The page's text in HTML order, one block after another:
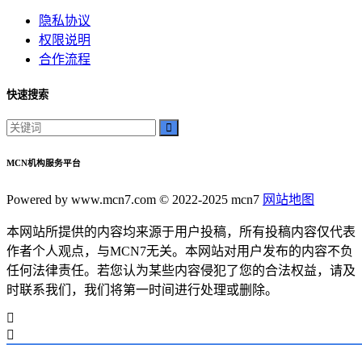
远方故事
心灵归属
互粉大厅
网络销售
企业增长
生活窍门
个人展示
创意达人
晒号网
快手投流
社交媒体红人
明星背后的故事
最新电影
隐私协议
权限说明
合作流程
快速搜索
MCN机构服务平台
Powered by www.mcn7.com © 2022-2025 mcn7 网站地图
本网站所提供的内容均来源于用户投稿，所有投稿内容仅代表
作者个人观点，与MCN7无关。本网站对用户发布的内容不负
任何法律责任。若您认为某些内容侵犯了您的合法权益，请及
时联系我们，我们将第一时间进行处理或删除。